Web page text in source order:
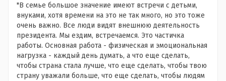
"В семье большое значение имеют встречи с детьми,
внуками, хотя времени на это не так много, но это тоже
очень важно. Все люди видят внешнюю деятельность
президента. Мы ездим, встречаемся. Это частичка
работы. Основная работа - физическая и эмоциональная
нагрузка - каждый день думать, а что еще сделать,
чтобы страна стала лучше, что еще сделать, чтобы твою
страну уважали больше, что еще сделать, чтобы людям